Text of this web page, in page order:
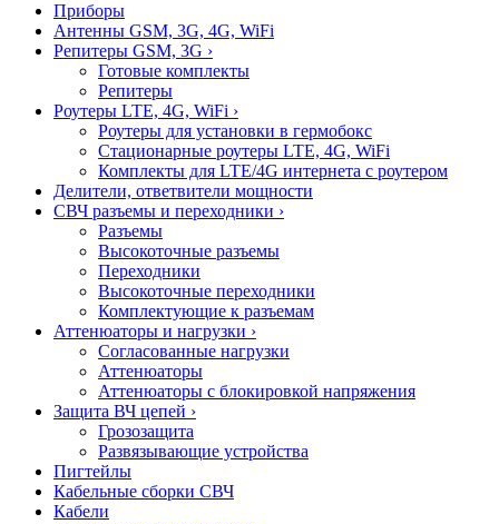
Приборы
Антенны GSM, 3G, 4G, WiFi
Репитеры GSM, 3G ›
Готовые комплекты
Репитеры
Роутеры LTE, 4G, WiFi ›
Роутеры для установки в гермобокс
Стационарные роутеры LTE, 4G, WiFi
Комплекты для LTE/4G интернета с роутером
Делители, ответвители мощности
СВЧ разъемы и переходники ›
Разъемы
Высокоточные разъемы
Переходники
Высокоточные переходники
Комплектующие к разъемам
Аттенюаторы и нагрузки ›
Согласованные нагрузки
Аттенюаторы
Аттенюаторы с блокировкой напряжения
Защита ВЧ цепей ›
Грозозащита
Развязывающие устройства
Пигтейлы
Кабельные сборки СВЧ
Кабели